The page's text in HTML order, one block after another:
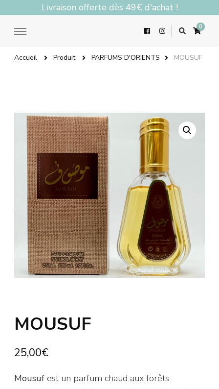
Livraison offerte dès 49€ d'achat !
0
Accueil Produit PARFUMS D'ORIENTS MOUSUF
MOUSUF
25,00€
Mousuf est un parfum chaud aux forêts